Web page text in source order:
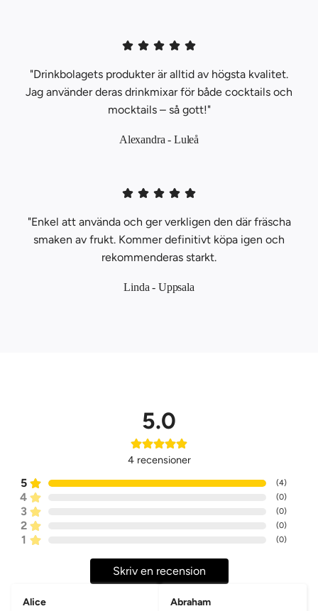
"Drinkbolagets produkter är alltid av högsta kvalitet.
Jag använder deras drinkmixar för både cocktails och
mocktails – så gott!"
Alexandra - Luleå
"Enkel att använda och ger verkligen den där fräscha
smaken av frukt. Kommer definitivt köpa igen och
rekommenderas starkt.
Linda - Uppsala
5.0
4 recensioner
5 (4)
4 (0)
3 (0)
2 (0)
1 (0)
Skriv en recension
Alice Abraham